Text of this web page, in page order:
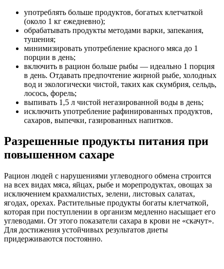
употреблять больше продуктов, богатых клетчаткой
(около 1 кг ежедневно);
обрабатывать продукты методами варки, запекания,
тушения;
минимизировать употребление красного мяса до 1
порции в день;
включить в рацион больше рыбы — идеально 1 порция
в день. Отдавать предпочтение жирной рыбе, холодных
вод и экологически чистой, таких как скумбрия, сельдь,
лосось, форель;
выпивать 1,5 л чистой негазированной воды в день;
исключить употребление рафинированных продуктов,
сахаров, выпечки, газированных напитков.
Разрешенные продукты питания при
повышенном сахаре
Рацион людей с нарушениями углеводного обмена строится
на всех видах мяса, яйцах, рыбе и морепродуктах, овощах за
исключением крахмалистых, зелени, листовых салатах,
ягодах, орехах. Растительные продукты богаты клетчаткой,
которая при поступлении в организм медленно насыщает его
углеводами. От этого показатели сахара в крови не «скачут».
Для достижения устойчивых результатов диеты
придерживаются постоянно.